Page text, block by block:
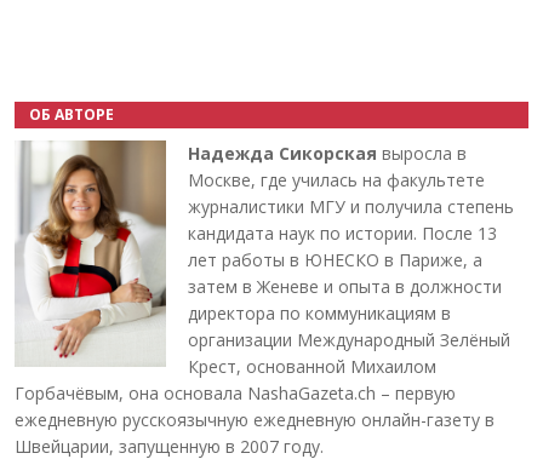
ОБ АВТОРЕ
Надежда Сикорская выросла в
Москве, где училась на факультете
журналистики МГУ и получила степень
кандидата наук по истории. После 13
лет работы в ЮНЕСКО в Париже, а
затем в Женеве и опыта в должности
директора по коммуникациям в
организации Международный Зелёный
Крест, основанной Михаилом
Горбачёвым, она основала NashaGazeta.ch – первую
ежедневную русскоязычную ежедневную онлайн-газету в
Швейцарии, запущенную в 2007 году.